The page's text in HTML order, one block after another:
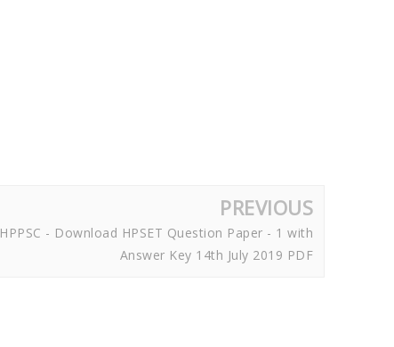
PREVIOUS
HPPSC - Download HPSET Question Paper - 1 with
Answer Key 14th July 2019 PDF